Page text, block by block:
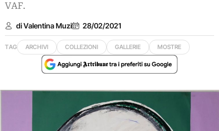
VAF.
di Valentina Muzi 28/02/2021
TAG ARCHIVI COLLEZIONI GALLERIE MOSTRE